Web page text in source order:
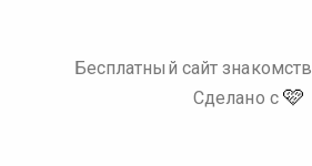
Бесплатный сайт знакомств
Сделано с 🩷